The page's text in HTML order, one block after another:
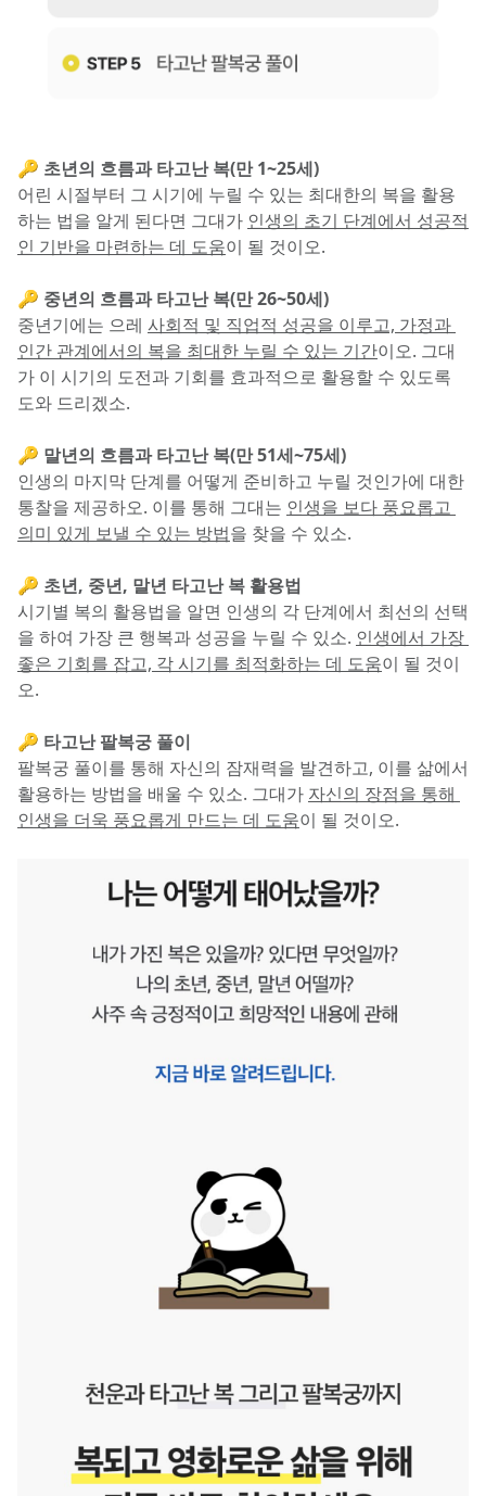
🔑 초년의 흐름과 타고난 복(만 1~25세)
어린 시절부터 그 시기에 누릴 수 있는 최대한의 복을 활용
하는 법을 알게 된다면 그대가 인생의 초기 단계에서 성공적
인 기반을 마련하는 데 도움이 될 것이오.
🔑 중년의 흐름과 타고난 복(만 26~50세)
중년기에는 으레 사회적 및 직업적 성공을 이루고, 가정과
인간 관계에서의 복을 최대한 누릴 수 있는 기간이오. 그대
가 이 시기의 도전과 기회를 효과적으로 활용할 수 있도록
도와 드리겠소.
🔑 말년의 흐름과 타고난 복(만 51세~75세)
인생의 마지막 단계를 어떻게 준비하고 누릴 것인가에 대한
통찰을 제공하오. 이를 통해 그대는 인생을 보다 풍요롭고
의미 있게 보낼 수 있는 방법을 찾을 수 있소.
🔑 초년, 중년, 말년 타고난 복 활용법
시기별 복의 활용법을 알면 인생의 각 단계에서 최선의 선택
을 하여 가장 큰 행복과 성공을 누릴 수 있소. 인생에서 가장
좋은 기회를 잡고, 각 시기를 최적화하는 데 도움이 될 것이
오.
🔑 타고난 팔복궁 풀이
팔복궁 풀이를 통해 자신의 잠재력을 발견하고, 이를 삶에서
활용하는 방법을 배울 수 있소. 그대가 자신의 장점을 통해
인생을 더욱 풍요롭게 만드는 데 도움이 될 것이오.